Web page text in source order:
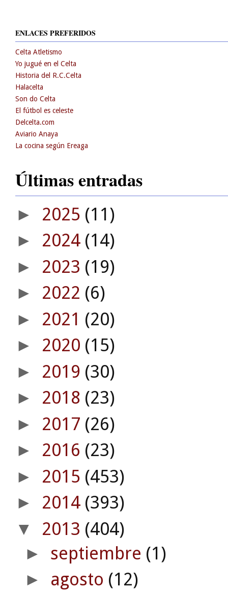
ENLACES PREFERIDOS
Celta Atletismo
Yo jugué en el Celta
Historia del R.C.Celta
Halacelta
Son do Celta
El fútbol es celeste
Delcelta.com
Aviario Anaya
La cocina según Ereaga
Últimas entradas
► 2025 (11)
► 2024 (14)
► 2023 (19)
► 2022 (6)
► 2021 (20)
► 2020 (15)
► 2019 (30)
► 2018 (23)
► 2017 (26)
► 2016 (23)
► 2015 (453)
► 2014 (393)
▼ 2013 (404)
► septiembre (1)
► agosto (12)